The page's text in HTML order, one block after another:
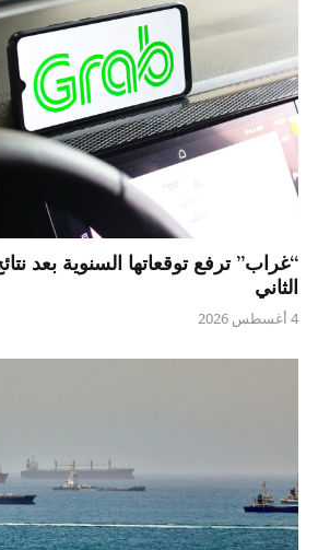
“غراب” ترفع توقعاتها السنوية بعد
الثاني
4 أغسطس 2026